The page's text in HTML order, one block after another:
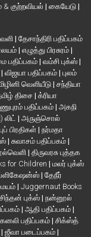
& குற்றவியல் | கையேடு |
| தேசாந்திரி பதிப்பகம்
| எழுத்து பிரசுரம் |
பதிப்பகம் | வம்சி புக்ஸ் |
| விஜயா பதிப்பகம் | புலம்
வெளியீடு | சந்தியா
திசை| க்ரியா
பதிப்பகம் | அகநி
லிட் | அருஞ்சொல்
பிரதிகள்| நர்மதா
| சுவாசம் பதிப்பகம் |
| திருவரசு புத்தக
for Children | மலர் புக்ஸ்
| தேநீர்
| Juggernaut Books
சிந்தன் புக்ஸ் | நன்னூல்
| ஆதி பதிப்பகம் |
கனலி பதிப்பகம் | சிக்ஸ்த்
| ஜீவா படைப்பகம் |